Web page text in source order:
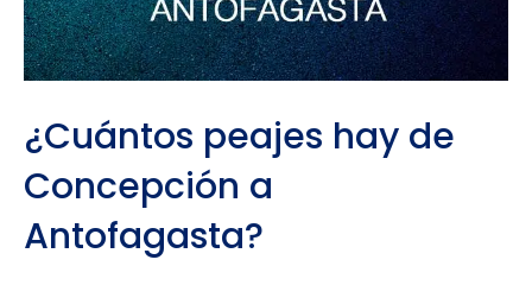
¿Cuántos peajes hay de
Concepción a
Antofagasta?